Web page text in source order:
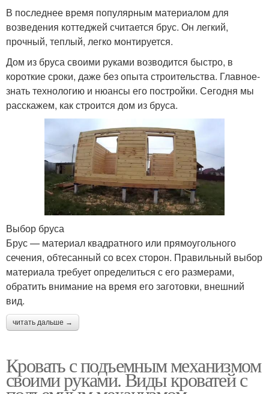
В последнее время популярным материалом для
возведения коттеджей считается брус. Он легкий,
прочный, теплый, легко монтируется.
Дом из бруса своими руками возводится быстро, в
короткие сроки, даже без опыта строительства. Главное-
знать технологию и нюансы его постройки. Сегодня мы
расскажем, как строится дом из бруса.
Выбор бруса
Брус — материал квадратного или прямоугольного
сечения, обтесанный со всех сторон. Правильный выбор
материала требует определиться с его размерами,
обратить внимание на время его заготовки, внешний
вид.
читать дальше →
Кровать с подъемным механизмом
своими руками. Виды кроватей с